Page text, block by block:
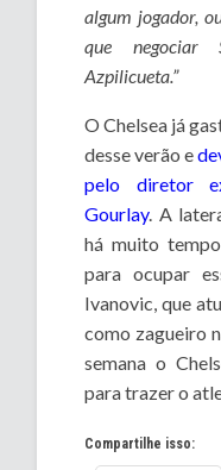
algum jogador,
que negociar
Azpilicueta.”
O Chelsea já
desse verão e
pelo diretor
Gourlay. A
há muito
para ocupar
Ivanovic, que
como zagueiro
semana o
para trazer o
Compartilhe isso: